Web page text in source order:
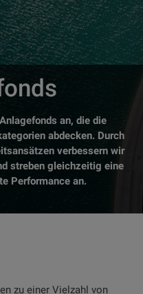
an, die die
abdecken. Durch
verbessern wir
streben gleichzeitig eine
Performance an.
zu einer Vielzahl von